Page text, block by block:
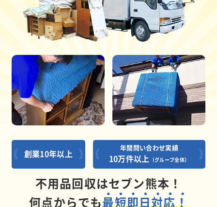
創業10年以上
年間問い合わせ実績
10万件以上 （グループ全体）
不用品回収はセブン熊本！
何点からでも最短即日対応！